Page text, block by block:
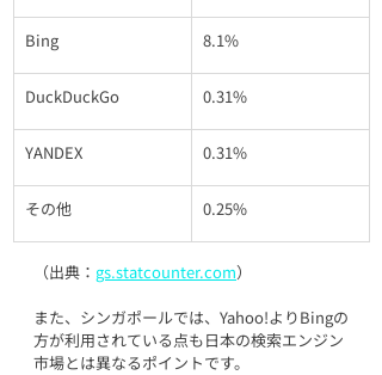
Bing 8.1%
DuckDuckGo 0.31%
YANDEX 0.31%
その他 0.25%
（出典： gs.statcounter.com）
また、シンガポールでは、Yahoo!よりBingの
方が利用されている点も日本の検索エンジン
市場とは異なるポイントです。